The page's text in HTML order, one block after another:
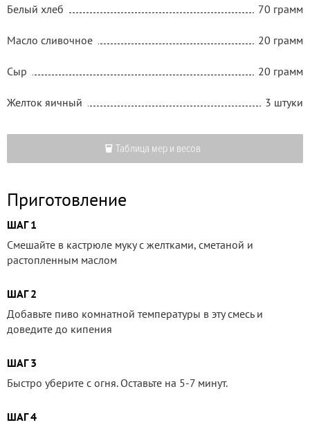
Белый хлеб 70 грамм
Масло сливочное 20 грамм
Сыр 20 грамм
Желток яичный 3 штуки
Таблица мер и весов
Приготовление
ШАГ 1
Смешайте в кастрюле муку с желтками, сметаной и
растопленным маслом
ШАГ 2
Добавьте пиво комнатной температуры в эту смесь и
доведите до кипения
ШАГ 3
Быстро уберите с огня. Оставьте на 5-7 минут.
ШАГ 4